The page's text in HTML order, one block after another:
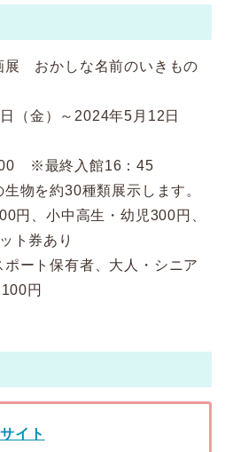
展 おかしな名前のいきもの
（金）～2024年5月12日
00 ※最終入館16：45
生物を約30種類展示します。
円、小中高生・幼児300円、
ト券あり
ート保有者、大人・シニア
円
イト